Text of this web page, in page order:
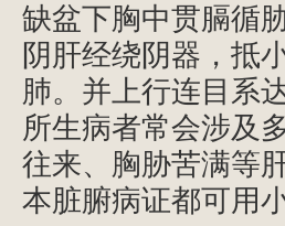
缺盆下胸中贯膈循
阴肝经绕阴器，抵
肺。并上行连目系
所生病者常会涉及
往来、胸胁苦满等
本脏腑病证都可用